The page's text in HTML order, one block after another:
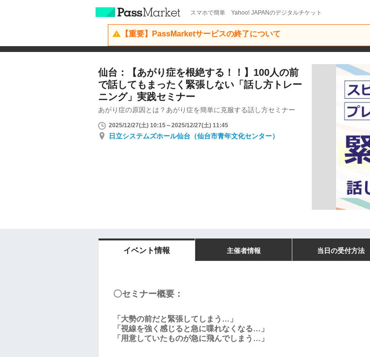
スマホで簡単 Yahoo! JAPANのデジタルチケット
【重要】PassMarketサービスの終了について
仙台：【あがり症を根絶する！！】100人の前
で話してもまったく緊張しない「話し方トレー
ニング」実践セミナー
あがり症の原因とは？あがり症を簡単に克服する話し方セミナー
2025/12/27(土) 10:15～2025/12/27(土) 11:45
日立システムズホール仙台（仙台市青年文化センター）
イベント情報 主催者情報 当日の受付方法
〇セミナー概要：
「大勢の前だと緊張してしまう…」
「視線を強く感じると急に喋れなくなる…」
「用意していたものが急に飛んでしまう…」